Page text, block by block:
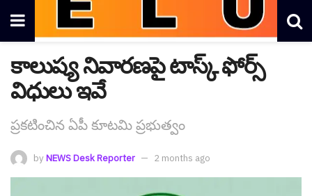
కాలుష్య నివార‌ణ‌పై టాస్క్ ఫోర్స్
విధులు ఇవే
ప్ర‌క‌టించిన ఏపీ కూట‌మి ప్ర‌భుత్వం
by NEWS Desk Reporter 2 months ago